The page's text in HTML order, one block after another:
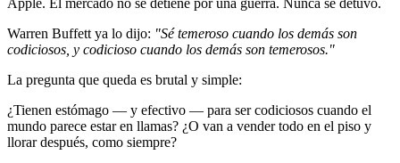
Warren Buffett ya lo dijo: "Sé temeroso cuando los demás son
codiciosos, y codicioso cuando los demás son temerosos."
La pregunta que queda es brutal y simple:
¿Tienen estómago — y efectivo — para ser codiciosos cuando el
mundo parece estar en llamas? ¿O van a vender todo en el piso y
llorar después, como siempre?